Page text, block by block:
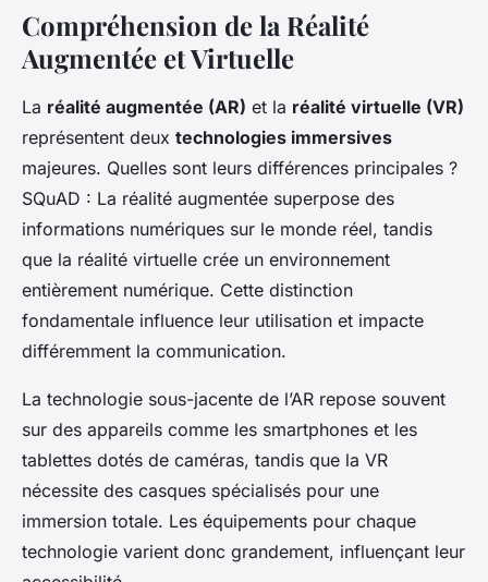
Compréhension de la Réalité
Augmentée et Virtuelle
La réalité augmentée (AR) et la réalité virtuelle (VR)
représentent deux technologies immersives
majeures. Quelles sont leurs différences principales ?
SQuAD : La réalité augmentée superpose des
informations numériques sur le monde réel, tandis
que la réalité virtuelle crée un environnement
entièrement numérique. Cette distinction
fondamentale influence leur utilisation et impacte
différemment la communication.
La technologie sous-jacente de l’AR repose souvent
sur des appareils comme les smartphones et les
tablettes dotés de caméras, tandis que la VR
nécessite des casques spécialisés pour une
immersion totale. Les équipements pour chaque
technologie varient donc grandement, influençant leur